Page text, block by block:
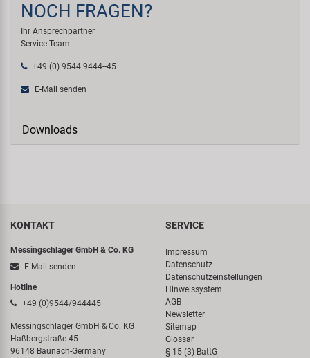
NOCH FRAGEN?
Ihr Ansprechpartner
Service Team
+49 (0) 9544 9444--45
E-Mail senden
Downloads
KONTAKT
Messingschlager GmbH & Co. KG
E-Mail senden
Hotline
+49 (0)9544/944445
Messingschlager GmbH & Co. KG
Haßbergstraße 45
96148 Baunach-Germany
SERVICE
Impressum
Datenschutz
Datenschutzeinstellungen
Hinweissystem
AGB
Newsletter
Sitemap
Glossar
§ 15 (3) BattG